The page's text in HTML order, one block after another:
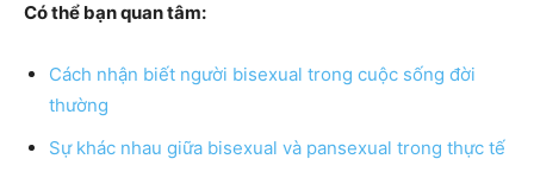
Có thể bạn quan tâm:
Cách nhận biết người bisexual trong cuộc sống đời
thường
Sự khác nhau giữa bisexual và pansexual trong thực tế